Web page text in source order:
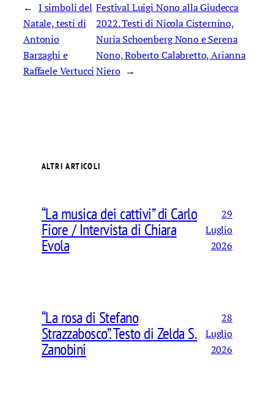
← I simboli del
Natale, testi di
Antonio
Barzaghi e
Raffaele Vertucci
Festival Luigi Nono alla Giudecca
2022. Testi di Nicola Cisternino,
Nuria Schoenberg Nono e Serena
Nono, Roberto Calabretto, Arianna
Niero →
ALTRI ARTICOLI
“La musica dei cattivi” di Carlo
Fiore / Intervista di Chiara
Evola
29
Luglio
2026
“La rosa di Stefano
Strazzabosco”. Testo di Zelda S.
Zanobini
28
Luglio
2026